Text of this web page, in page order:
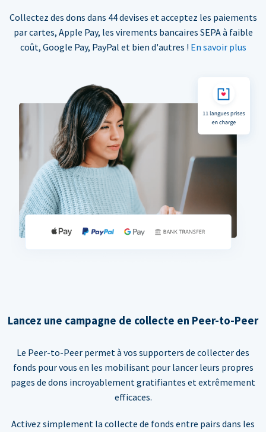
Collectez des dons dans 44 devises et acceptez les paiements
par cartes, Apple Pay, les virements bancaires SEPA à faible
coût, Google Pay, PayPal et bien d'autres ! En savoir plus
Lancez une campagne de collecte en Peer-to-Peer
Le Peer-to-Peer permet à vos supporters de collecter des
fonds pour vous en les mobilisant pour lancer leurs propres
pages de dons incroyablement gratifiantes et extrêmement
efficaces.
Activez simplement la collecte de fonds entre pairs dans les